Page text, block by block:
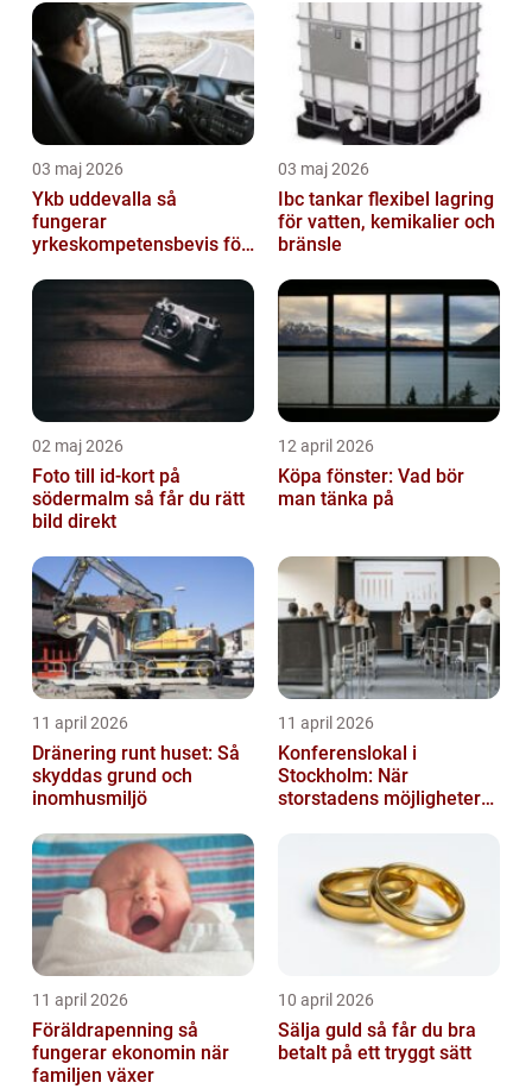
03 maj 2026
Ykb uddevalla så
fungerar
yrkeskompetensbevis för
03 maj 2026
Ibc tankar flexibel lagring
för vatten, kemikalier och
bränsle
02 maj 2026
Foto till id-kort på
södermalm så får du rätt
bild direkt
12 april 2026
Köpa fönster: Vad bör
man tänka på
11 april 2026
Dränering runt huset: Så
skyddas grund och
inomhusmiljö
11 april 2026
Konferenslokal i
Stockholm: När
storstadens möjligheter
11 april 2026
Föräldrapenning så
fungerar ekonomin när
familjen växer
10 april 2026
Sälja guld så får du bra
betalt på ett tryggt sätt